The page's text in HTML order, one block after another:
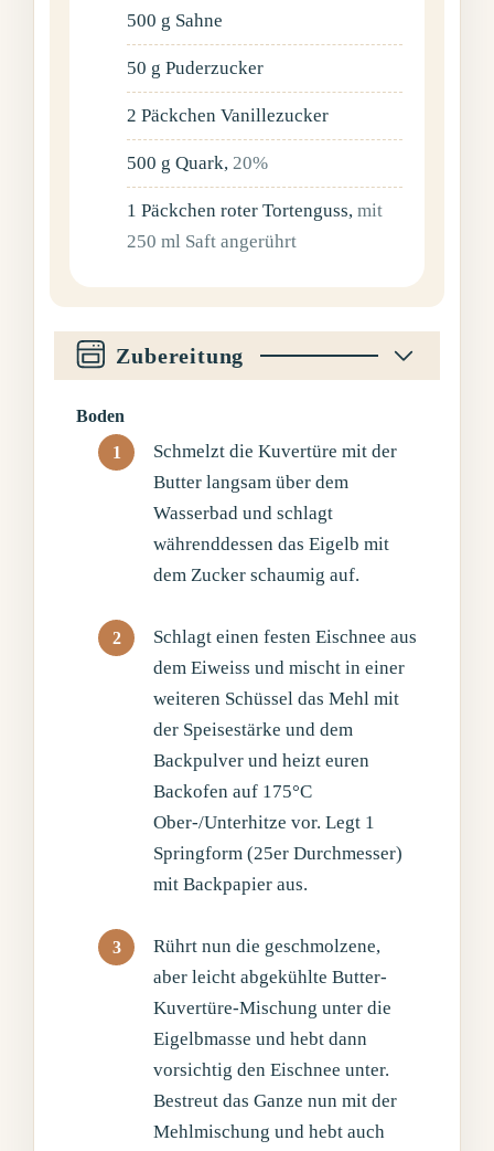
500 g Sahne
50 g Puderzucker
2 Päckchen Vanillezucker
500 g Quark,20%
1 Päckchen roter Tortenguss,mit
250 ml Saft angerührt
Zubereitung
Boden
Schmelzt die Kuvertüre mit der
Butter langsam über dem
Wasserbad und schlagt
währenddessen das Eigelb mit
dem Zucker schaumig auf.
Schlagt einen festen Eischnee aus
dem Eiweiss und mischt in einer
weiteren Schüssel das Mehl mit
der Speisestärke und dem
Backpulver und heizt euren
Backofen auf 175°C
Ober-/Unterhitze vor. Legt 1
Springform (25er Durchmesser)
mit Backpapier aus.
Rührt nun die geschmolzene,
aber leicht abgekühlte Butter-
Kuvertüre-Mischung unter die
Eigelbmasse und hebt dann
vorsichtig den Eischnee unter.
Bestreut das Ganze nun mit der
Mehlmischung und hebt auch